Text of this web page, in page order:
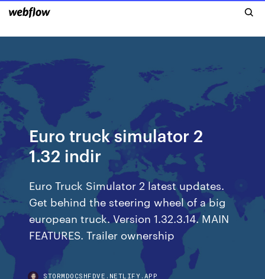
Euro truck simulator 2
1.32 indir
Euro Truck Simulator 2 latest updates.
Get behind the steering wheel of a big
european truck. Version 1.32.3.14. MAIN
FEATURES. Trailer ownership
STORMDOCSHFDVE.NETLIFY.APP